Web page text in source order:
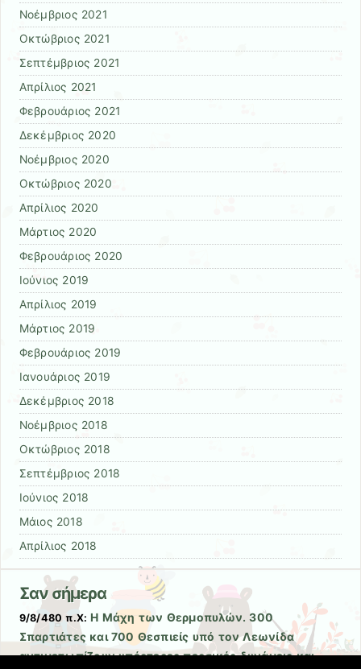
Νοέμβριος 2021
Οκτώβριος 2021
Σεπτέμβριος 2021
Απρίλιος 2021
Φεβρουάριος 2021
Δεκέμβριος 2020
Νοέμβριος 2020
Οκτώβριος 2020
Απρίλιος 2020
Μάρτιος 2020
Φεβρουάριος 2020
Ιούνιος 2019
Απρίλιος 2019
Μάρτιος 2019
Φεβρουάριος 2019
Ιανουάριος 2019
Δεκέμβριος 2018
Νοέμβριος 2018
Οκτώβριος 2018
Σεπτέμβριος 2018
Ιούνιος 2018
Μάιος 2018
Απρίλιος 2018
Σαν σήμερα
9/8/480 π.Χ: Η Μάχη των Θερμοπυλών. 300
Σπαρτιάτες και 700 Θεσπιείς υπό τον Λεωνίδα
αντιμετωπίζουν υπέρτερες περσικές δυνάμεις και